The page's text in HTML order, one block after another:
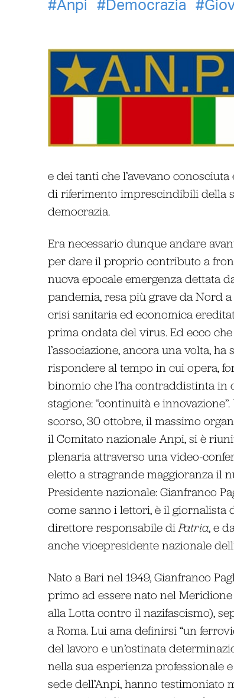
Anpi
Democrazia
e dei tanti che l’avevano
di riferimento imprescindibili della
democrazia.
Era necessario dunque andare
per dare il proprio contributo a
nuova epocale emergenza dettata
pandemia, resa più grave da Nord
crisi sanitaria ed economica
prima ondata del virus. Ed ecco che
l’associazione, ancora una volta, ha
rispondere al tempo in cui opera,
binomio che l’ha contraddistinta in
stagione: “continuità e
scorso, 30 ottobre, il massimo
il Comitato nazionale Anpi, si è
plenaria attraverso una video-
eletto a stragrande maggioranza il
Presidente nazionale: Gianfranco
come sanno i lettori, è il giornalista
direttore responsabile di Patria, e
anche vicepresidente nazionale
Nato a Bari nel 1949, Gianfranco
primo ad essere nato nel
alla Lotta contro il nazifascismo),
a Roma. Lui ama definirsi “un
del lavoro e un’ostinata
nella sua esperienza professionale
sede dell’Anpi, hanno